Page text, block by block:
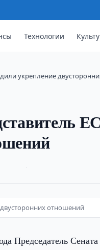
Технологии
укрепление
отношений
Председатель